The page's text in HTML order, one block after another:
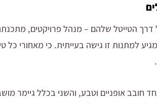
דרך הטייטל שלהם – מנהל פרויקטים,
למתנות זו גישה בעייתית. כי מאחורי כל
חובב אופניים וטבע, והשני בכלל גיימר